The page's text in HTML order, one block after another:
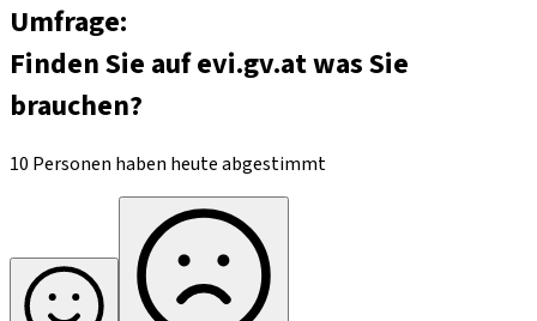
Umfrage:
Finden Sie auf evi.gv.at was Sie
brauchen?
10 Personen haben heute abgestimmt